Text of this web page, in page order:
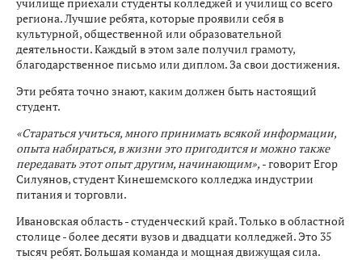
региона. Лучшие ребята, которые проявили себя в
культурной, общественной или образовательной
деятельности. Каждый в этом зале получил грамоту,
благодарственное письмо или диплом. За свои достижения.
Эти ребята точно знают, каким должен быть настоящий
студент.
«Стараться учиться, много принимать всякой информации,
опыта набираться, в жизни это пригодится и можно также
передавать этот опыт другим, начинающим», - говорит Егор
Силуянов, студент Кинешемского колледжа индустрии
питания и торговли.
Ивановская область - студенческий край. Только в областной
столице - более десяти вузов и двадцати колледжей. Это 35
тысяч ребят. Большая команда и мощная движущая сила.